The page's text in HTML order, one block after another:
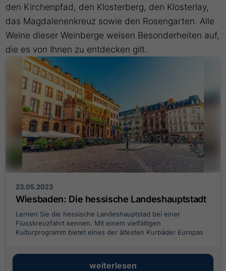
den Kirchenpfad, den Klosterberg, den Klosterlay,
das Magdalenenkreuz sowie den Rosengarten. Alle
Weine dieser Weinberge weisen Besonderheiten auf,
die es von Ihnen zu entdecken gilt.
23.05.2023
Wiesbaden: Die hessische Landeshauptstadt
Lernen Sie die hessische Landeshauptstad bei einer
Flusskreuzfahrt kennen. Mit einem vielfältigen
Kulturprogramm bietet eines der ältesten Kurbäder Europas
weiterlesen